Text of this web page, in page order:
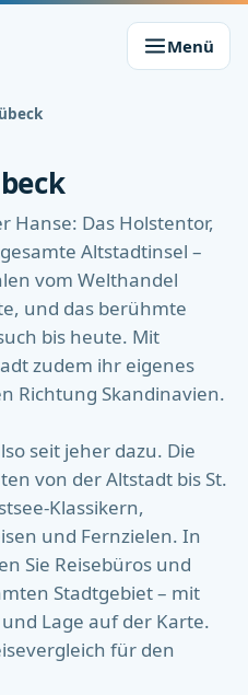
Menü
Hanse: Das Holstentor,
Altstadtinsel –
vom Welthandel
und das berühmte
bis heute. Mit
zudem ihr eigenes
Richtung Skandinavien.
seit jeher dazu. Die
von der Altstadt bis St.
Klassikern,
und Fernzielen. In
Sie Reisebüros und
Stadtgebiet – mit
Lage auf der Karte.
für den